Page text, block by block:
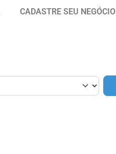
CADASTRE SEU NEGÓCIO